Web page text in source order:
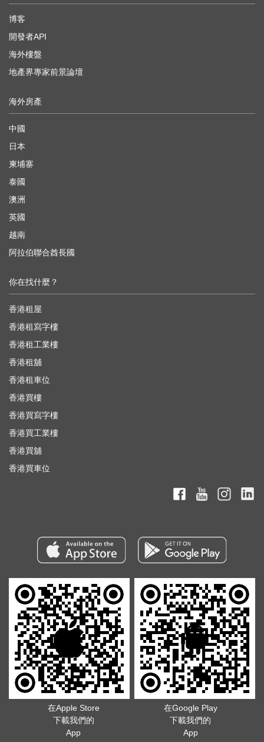
博客
開發者API
海外樓盤
地產界專家前景論壇
海外房產
中國
日本
柬埔寨
泰國
澳洲
英國
越南
阿拉伯聯合酋長國
你在找什麼？
香港租屋
香港租寫字樓
香港租工業樓
香港租舖
香港租車位
香港買樓
香港買寫字樓
香港買工業樓
香港買舖
香港買車位
在Apple Store
下載我們的
App
在Google Play
下載我們的
App